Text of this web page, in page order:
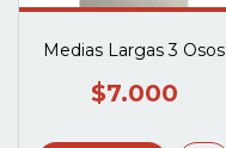
Medias Largas 3 Osos
$7.000